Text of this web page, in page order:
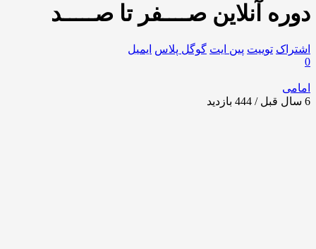
دوره آنلاین صــــفر تا صـــــد
اشتراک توییت پین ایت گوگل‌ پلاس ایمیل
0
امامی
6 سال قبل / 444
بازدید